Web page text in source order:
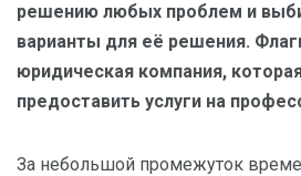
решению любых проблем и
варианты для её решения.
юридическая компания,
предоставить услуги на
За небольшой промежуток